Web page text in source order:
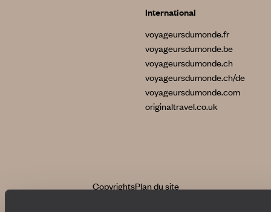
International
voyageursdumonde.fr
voyageursdumonde.be
voyageursdumonde.ch
voyageursdumonde.ch/de
voyageursdumonde.com
originaltravel.co.uk
CopyrightsPlan du site